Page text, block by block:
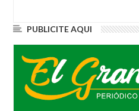
PUBLICITE AQUI